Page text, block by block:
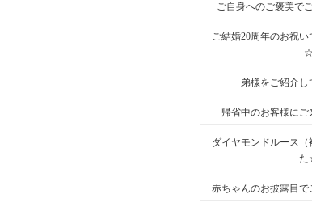
ご自身へのご褒美で
ご結婚20周年のお祝
☆
弟様をご紹介
帰省中のお客様に
ダイヤモンドルース
赤ちゃんのお披露目